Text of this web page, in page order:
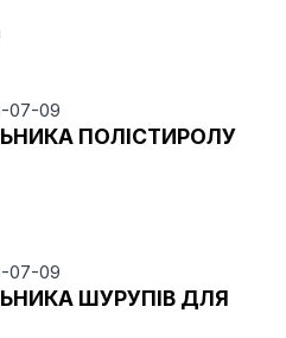
07-09
ПОЛІСТИРОЛУ
07-09
ШУРУПІВ ДЛЯ